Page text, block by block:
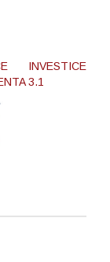
INVESTICE
3.1